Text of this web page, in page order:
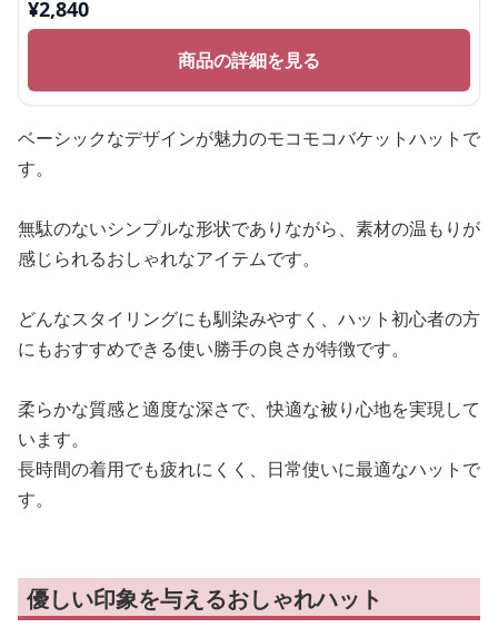
¥2,840
商品の詳細を見る
ベーシックなデザインが魅力のモコモコバケットハットで
す。
無駄のないシンプルな形状でありながら、素材の温もりが
感じられるおしゃれなアイテムです。
どんなスタイリングにも馴染みやすく、ハット初心者の方
にもおすすめできる使い勝手の良さが特徴です。
柔らかな質感と適度な深さで、快適な被り心地を実現して
います。
長時間の着用でも疲れにくく、日常使いに最適なハットで
す。
優しい印象を与えるおしゃれハット